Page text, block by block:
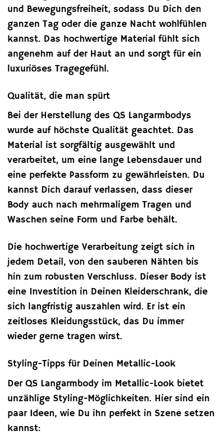
und Bewegungsfreiheit, sodass Du Dich den
ganzen Tag oder die ganze Nacht wohlfühlen
kannst. Das hochwertige Material fühlt sich
angenehm auf der Haut an und sorgt für ein
luxuriöses Tragegefühl.
Qualität, die man spürt
Bei der Herstellung des QS Langarmbodys
wurde auf höchste Qualität geachtet. Das
Material ist sorgfältig ausgewählt und
verarbeitet, um eine lange Lebensdauer und
eine perfekte Passform zu gewährleisten. Du
kannst Dich darauf verlassen, dass dieser
Body auch nach mehrmaligem Tragen und
Waschen seine Form und Farbe behält.
Die hochwertige Verarbeitung zeigt sich in
jedem Detail, von den sauberen Nähten bis
hin zum robusten Verschluss. Dieser Body ist
eine Investition in Deinen Kleiderschrank, die
sich langfristig auszahlen wird. Er ist ein
zeitloses Kleidungsstück, das Du immer
wieder gerne tragen wirst.
Styling-Tipps für Deinen Metallic-Look
Der QS Langarmbody im Metallic-Look bietet
unzählige Styling-Möglichkeiten. Hier sind ein
paar Ideen, wie Du ihn perfekt in Szene setzen
kannst: